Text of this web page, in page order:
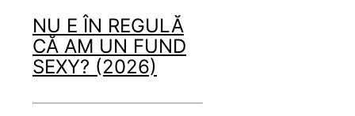
NU E ÎN REGULĂ
CĂ AM UN FUND
SEXY? (2026)